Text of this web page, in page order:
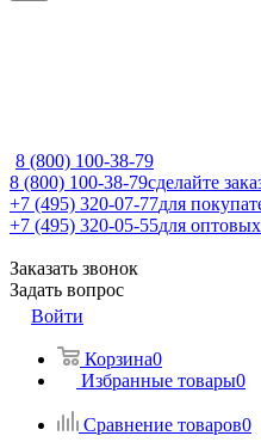
8 (800) 100-38-79
8 (800) 100-38-79сделайте
+7 (495) 320-07-77для
+7 (495) 320-05-55для
Заказать звонок
Задать вопрос
Войти
Корзина0
Избранные товары0
Сравнение товаров0